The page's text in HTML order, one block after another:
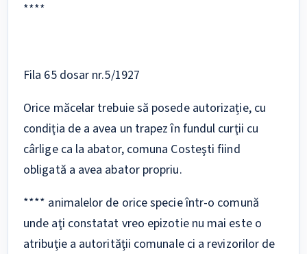
****
Fila 65 dosar nr.5/1927
Orice măcelar trebuie să posede autorizație, cu
condiţia de a avea un trapez în fundul curţii cu
cârlige ca la abator, comuna Costeşti fiind
obligată a avea abator propriu.
**** animalelor de orice specie într-o comună
unde aţi constatat vreo epizotie nu mai este o
atribuţie a autorităţii comunale ci a revizorilor de